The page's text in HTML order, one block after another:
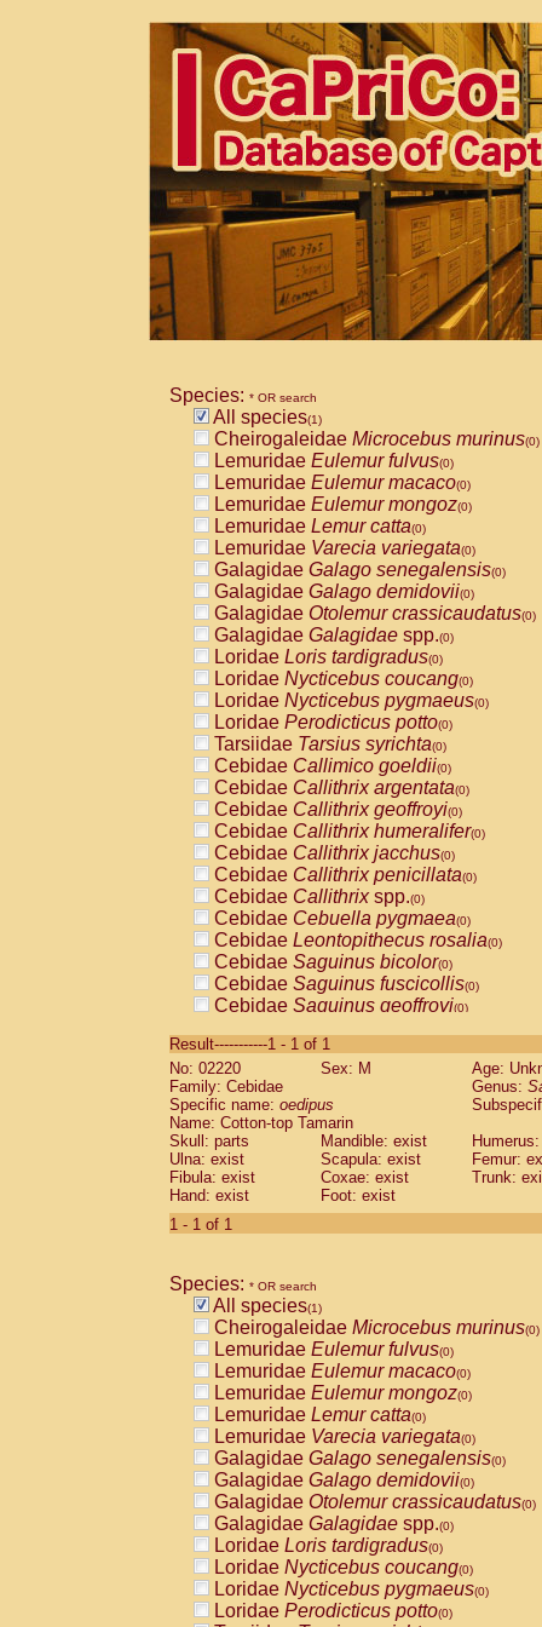
Species: * OR search
All species(1)
Cheirogaleidae Microcebus murinus(0)
Lemuridae Eulemur fulvus(0)
Lemuridae Eulemur macaco(0)
Lemuridae Eulemur mongoz(0)
Lemuridae Lemur catta(0)
Lemuridae Varecia variegata(0)
Galagidae Galago senegalensis(0)
Galagidae Galago demidovii(0)
Galagidae Otolemur crassicaudatus(0)
Galagidae Galagidae spp.(0)
Loridae Loris tardigradus(0)
Loridae Nycticebus coucang(0)
Loridae Nycticebus pygmaeus(0)
Loridae Perodicticus potto(0)
Tarsiidae Tarsius syrichta(0)
Cebidae Callimico goeldii(0)
Cebidae Callithrix argentata(0)
Cebidae Callithrix geoffroyi(0)
Cebidae Callithrix humeralifer(0)
Cebidae Callithrix jacchus(0)
Cebidae Callithrix penicillata(0)
Cebidae Callithrixspp.(0)
Cebidae Cebuella pygmaea(0)
Cebidae Leontopithecus rosalia(0)
Cebidae Saguinus bicolor(0)
Cebidae Saguinus fuscicollis(0)
Cebidae Saguinus geoffroyi(0)
CebidaeSaguinus labiatus(0)
Cebidae Saguinus leucopus (0)
Cebidae
CebidaeSaguinus mystax
Cebidae Saguinus nigricollis (0)
Cebidae Saguinus oedipus
Cebidae Saguinus weddelli
Cebidae Saguinusspp.
Cebidae
CebidaeCebus capucinus
CebidaeCebus nigrivittatus
CebidaeCebus spp.(0)
CebidaeSaimiri boliviensis(0)
CebidaeSaimiri sciureus(0)
AtelidaeAlouatta caraya(0)
AtelidaeAlouatta fusca(0)
AtelidaeAlouatta seniculus(0)
AtelidaeAlouattaspp.(0)
AtelidaeAteles belzebuth(0)
AtelidaeAteles geoffroyi(0)
AtelidaeAteles paniscus(0)
AtelidaeAtelesspp.(0)
AtelidaeLagothrix lagothricha(0)
AtelidaeLagothrix lagothricha cana
PitheciidaeCacajao calvus
Result-----------1 - 1 of 1
No: 02220
Sex: M
Age:
Family: Cebidae
Genus:
Specific name: oedipus
Name: Cotton-top Tamarin
Skull: parts
Mandible: exist
Ulna: exist
Scapula: exist
Femur:
Fibula: exist
Coxae: exist
Trunk:
Hand: exist
Foot: exist
1 - 1 of 1
Species: * OR search
All species(1)
Cheirogaleidae Microcebus murinus(0)
Lemuridae Eulemur fulvus(0)
Lemuridae Eulemur macaco(0)
Lemuridae Eulemur mongoz(0)
Lemuridae Lemur catta(0)
Lemuridae Varecia variegata(0)
Galagidae Galago senegalensis(0)
Galagidae Galago demidovii(0)
Galagidae Otolemur crassicaudatus(0)
Galagidae Galagidae spp.(0)
Loridae Loris tardigradus(0)
Loridae Nycticebus coucang(0)
Loridae Nycticebus pygmaeus(0)
Loridae Perodicticus potto(0)